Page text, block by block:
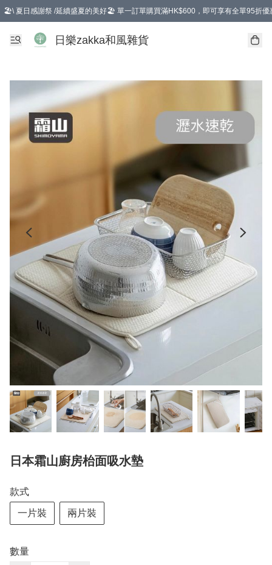
🏖️\ 夏日感謝祭 /延續盛夏的美好🏖️ 單一訂單購買滿HK$600，即可享有全單95折優
選擇GoGoX住宅/工商地址配送，單一訂單消費購物滿HK$680(折扣後），可享有
日樂zakka和風雜貨
日本霜山廚房枱面吸水墊
款式
一片裝 兩片裝
數量